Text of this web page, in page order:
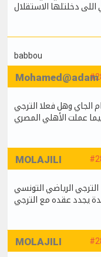
babbou
Mohamed@adam
الجاي وهل فعلا الترجي
عملت الأهلي المصري
MOLAJILI
الترجي الرياضي التونسي
يجدد عقده مع الترجي
MOLAJILI